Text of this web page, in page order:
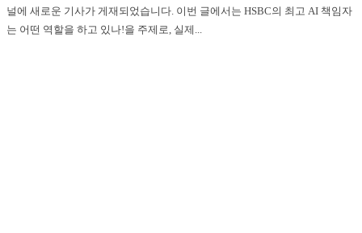
널에 새로운 기사가 게재되었습니다. 이번 글에서는 HSBC의 최고 AI 책임자
는 어떤 역할을 하고 있나!을 주제로, 실제...